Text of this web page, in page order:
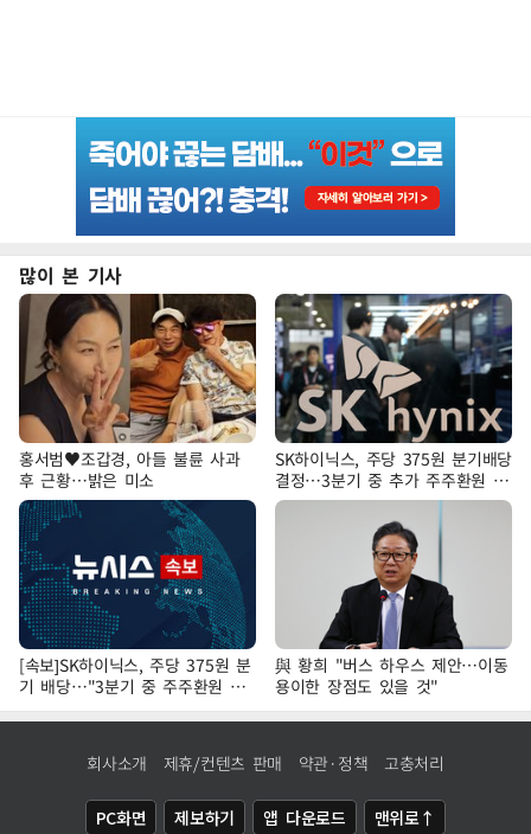
많이 본 기사
홍서범♥조갑경, 아들 불륜 사과
후 근황…밝은 미소
SK하이닉스, 주당 375원 분기배당
결정…3분기 중 추가 주주환원 발
표
[속보]SK하이닉스, 주당 375원 분
기 배당…"3분기 중 주주환원 방
안 확정"
與 황희 "버스 하우스 제안…이동
용이한 장점도 있을 것"
회사소개 제휴/컨텐츠 판매 약관·정책 고충처리
PC화면 제보하기 앱 다운로드 맨위로↑